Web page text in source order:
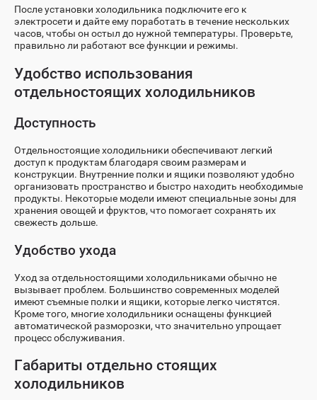
После установки холодильника подключите его к
электросети и дайте ему поработать в течение нескольких
часов, чтобы он остыл до нужной температуры. Проверьте,
правильно ли работают все функции и режимы.
Удобство использования
отдельностоящих холодильников
Доступность
Отдельностоящие холодильники обеспечивают легкий
доступ к продуктам благодаря своим размерам и
конструкции. Внутренние полки и ящики позволяют удобно
организовать пространство и быстро находить необходимые
продукты. Некоторые модели имеют специальные зоны для
хранения овощей и фруктов, что помогает сохранять их
свежесть дольше.
Удобство ухода
Уход за отдельностоящими холодильниками обычно не
вызывает проблем. Большинство современных моделей
имеют съемные полки и ящики, которые легко чистятся.
Кроме того, многие холодильники оснащены функцией
автоматической разморозки, что значительно упрощает
процесс обслуживания.
Габариты отдельно стоящих
холодильников